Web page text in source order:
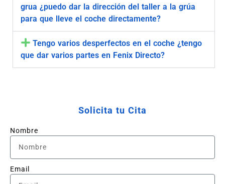
grua ¿puedo dar la dirección del taller a la grúa
para que lleve el coche directamente?
Tengo varios desperfectos en el coche ¿tengo
que dar varios partes en Fenix Directo?
Solicita tu Cita
Nombre
Email